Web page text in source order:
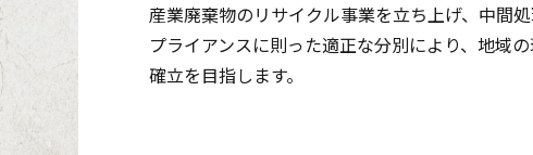
産業廃棄物のリサイクル事業を立ち上げ、中間
プライアンスに則った適正な分別により、地域
確立を目指します。